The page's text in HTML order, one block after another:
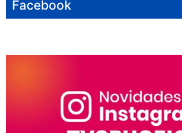
Facebook